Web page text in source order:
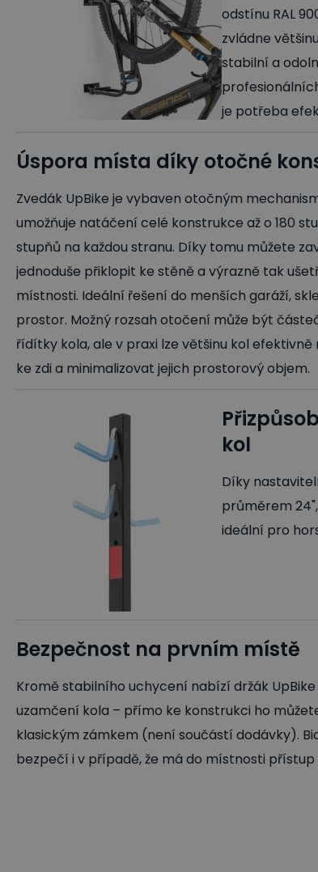
odstínu RAL
zvládne
stabilní a
je potřeba
Úspora místa díky otočné
Zvedák UpBike je vybaven otočným
umožňuje natáčení celé konstrukce až o 180
stupňů na každou stranu. Díky tomu můžete
jednoduše přiklopit ke stěně a výrazně tak
místnosti. Ideální řešení do menších garáží,
prostor. Možný rozsah otočení může být
řídítky kola, ale v praxi lze většinu kol
ke zdi a minimalizovat jejich prostorový objem.
kol
Díky
průměrem
ideální pro
Bezpečnost na prvním místě
Kromě stabilního uchycení nabízí držák
uzamčení kola – přímo ke konstrukci ho
klasickým zámkem (není součástí dodávky).
bezpečí i v případě, že má do místnosti přístup